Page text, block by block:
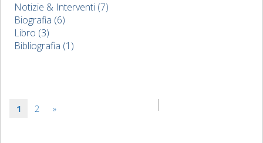
Notizie & Interventi (7)
Biografia (6)
Libro (3)
Bibliografia (1)
1 2 »